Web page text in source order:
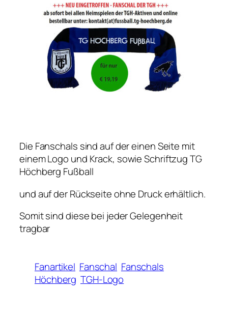
Die Fanschals sind auf der einen Seite mit
einem Logo und Krack, sowie Schriftzug TG
Höchberg Fußball
und auf der Rückseite ohne Druck erhältlich.
Somit sind diese bei jeder Gelegenheit
tragbar
Fanartikel Fanschal Fanschals
Höchberg TGH-Logo